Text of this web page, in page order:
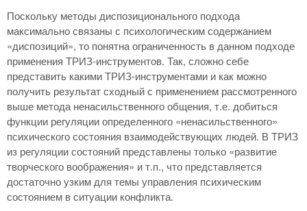
Поскольку методы диспозиционального подхода
максимально связаны с психологическим содержанием
«диспозиций», то понятна ограниченность в данном подходе
применения ТРИЗ-инструментов. Так, сложно себе
представить какими ТРИЗ-инструментами и как можно
получить результат сходный с применением рассмотренного
выше метода ненасильственного общения, т.е. добиться
функции регуляции определенного «ненасильственного»
психического состояния взаимодействующих людей. В ТРИЗ
из регуляции состояний представлены только «развитие
творческого воображения» и т.п., что представляется
достаточно узким для темы управления психическим
состоянием в ситуации конфликта.